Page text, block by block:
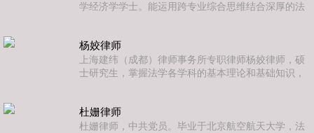
学经济学学士。能运用跨专业综合思维结合深厚的法
要包括房地产和建设工程、公司法、抵押担保、企业
风控及合规管理、常年法律顾问等方面。
杨姣律师
上海建纬（成都）律师事务所专职律师杨姣律师，硕
士研究生，掌握法学各学科的基本理论和基础知识，
为多个大型国企、建筑企业常年法律顾问服务团队成
员，积累了大量的法律实务经验，尤其是国企合规类
杜姗律师
杜姗律师，中共党员。毕业于北京航空航天大学，法